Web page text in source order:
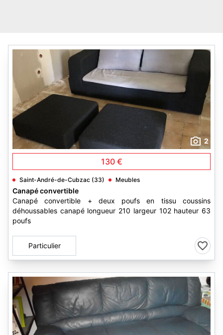
2
130 €
Saint-André-de-Cubzac (33) Meubles
Canapé convertible
Canapé convertible + deux poufs en tissu coussins
déhoussables canapé longueur 210 largeur 102 hauteur 63
poufs
Particulier